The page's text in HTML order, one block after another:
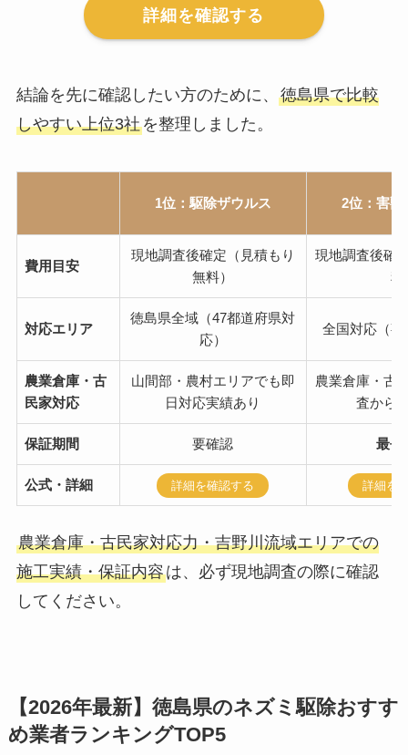
詳細を確認する
結論を先に確認したい方のために、 徳島県で比較
しやすい上位3社を整理しました。
1位：駆除ザウルス 2位：害獣
費用目安
現地調査後確定（見積もり
無料）
現地調査後確
料
対応エリア
徳島県全域（47都道府県対
応）
全国対応（
農業倉庫・古
民家対応
山間部・農村エリアでも即
日対応実績あり
農業倉庫・古
査から
保証期間 要確認 最長
公式・詳細 詳細を確認する 詳細を
農業倉庫・古民家対応力・吉野川流域エリアでの
施工実績・保証内容は、必ず現地調査の際に確認
してください。
【2026年最新】徳島県のネズミ駆除おすす
め業者ランキングTOP5